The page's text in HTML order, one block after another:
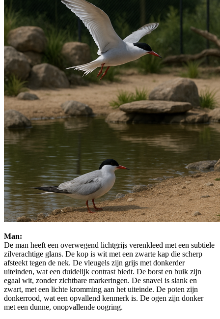
Man:
De man heeft een overwegend lichtgrijs verenkleed met een subtiele
zilverachtige glans. De kop is wit met een zwarte kap die scherp
afsteekt tegen de nek. De vleugels zijn grijs met donkerder
uiteinden, wat een duidelijk contrast biedt. De borst en buik zijn
egaal wit, zonder zichtbare markeringen. De snavel is slank en
zwart, met een lichte kromming aan het uiteinde. De poten zijn
donkerrood, wat een opvallend kenmerk is. De ogen zijn donker
met een dunne, onopvallende oogring.